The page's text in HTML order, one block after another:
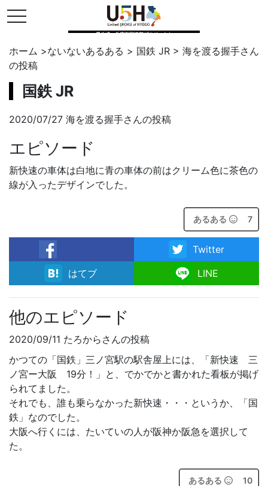
toggle navigation
県公式・兵庫五国連邦プロジェクト
ホーム >ないないあるある > 国鉄 JR > 海を渡る握手さん
の投稿
国鉄 JR
2020/07/27 海を渡る握手さんの投稿
エピソード
新快速の車体は白地に青の車体の前はクリーム色に茶色の
線が入ったデザインでした。
あるある 7
facebook
Twitter
はてブ
LINE
他のエピソード
2020/09/11 たろからさんの投稿
かつての「国鉄」三ノ宮駅の駅舎屋上には、「新快速 三
ノ宮ー大阪 19分！」と、でかでかと書かれた看板が掲げ
られてました。
それでも、誰も乗らなかった新快速・・・というか、「国
鉄」なのでした。
大阪へ行くには、たいていの人が阪神か阪急を選択して
た。
あるある 10